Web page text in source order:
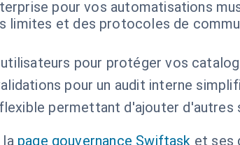
pour vos automatisations
limites et des protocoles de
pour protéger vos
pour un audit interne
permettant d'ajouter d'autres
page gouvernance Swiftask et ses